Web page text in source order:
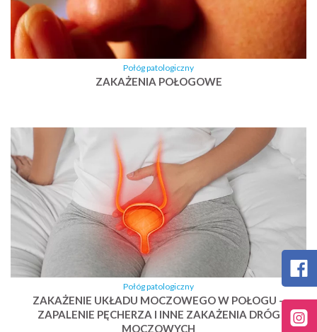
Połóg patologiczny
ZAKAŻENIA POŁOGOWE
Połóg patologiczny
ZAKAŻENIE UKŁADU MOCZOWEGO W POŁOGU –
ZAPALENIE PĘCHERZA I INNE ZAKAŻENIA DRÓG
MOCZOWYCH